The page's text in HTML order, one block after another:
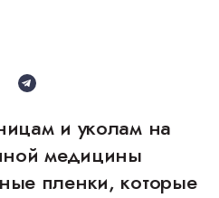
и уколам на
медицины
пленки, которые